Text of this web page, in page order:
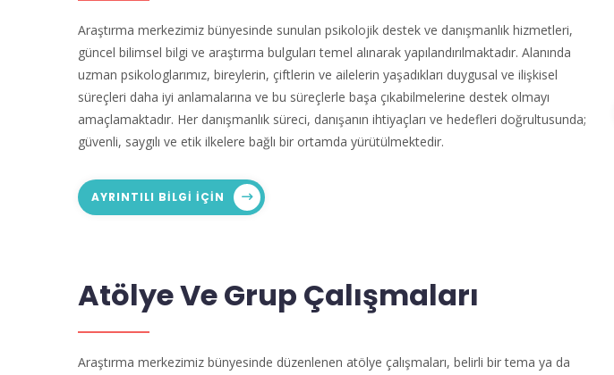
Araştırma merkezimiz bünyesinde sunulan psikolojik destek ve danışmanlık hizmetleri,
güncel bilimsel bilgi ve araştırma bulguları temel alınarak yapılandırılmaktadır. Alanında
uzman psikologlarımız, bireylerin, çiftlerin ve ailelerin yaşadıkları duygusal ve ilişkisel
süreçleri daha iyi anlamalarına ve bu süreçlerle başa çıkabilmelerine destek olmayı
amaçlamaktadır. Her danışmanlık süreci, danışanın ihtiyaçları ve hedefleri doğrultusunda;
güvenli, saygılı ve etik ilkelere bağlı bir ortamda yürütülmektedir.
AYRINTILI BILGI IÇIN
Atölye Ve Grup Çalışmaları
Araştırma merkezimiz bünyesinde düzenlenen atölye çalışmaları, belirli bir tema ya da